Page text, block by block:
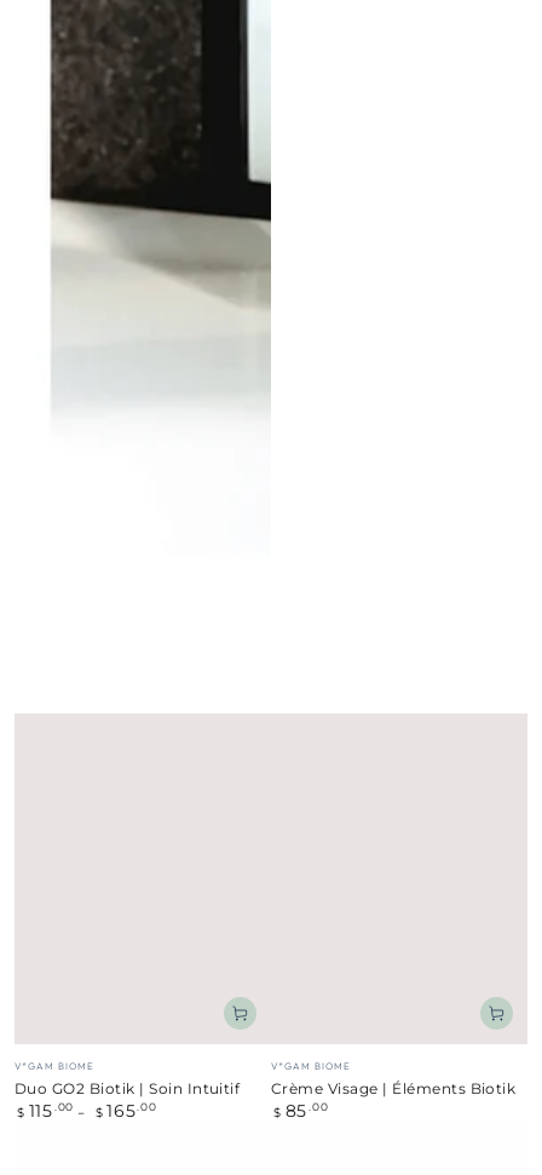
Fournisseur:
V*GAM BIOME
Duo GO2 Biotik | Soin Intuitif
Prix
$ 115 .00 $ 165 .00
Fournisseur:
V*GAM BIOME
Crème Visage | Éléments Biotik
Prix
$ 85 .00